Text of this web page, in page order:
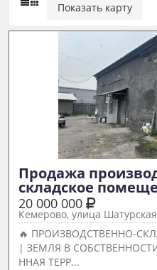
Показать карту
Продажа
складское
20 000 000
Кемерово, улица
🔥 ПРОИЗВОДСТВЕННО-
| ЗЕМЛЯ В
ННАЯ ТЕРР...